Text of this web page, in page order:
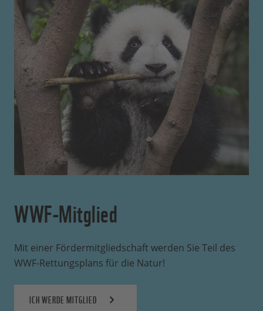
WWF-Mitglied
Mit einer Fördermitgliedschaft werden Sie Teil des
WWF-Rettungsplans für die Natur!
ICH WERDE MITGLIED